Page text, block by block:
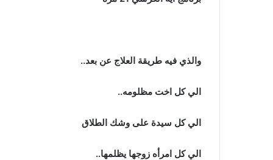
والذي فيه طريقة العلاج عن بعد..
الي كل اخت مظلومه..
الي كل سيدة على وشك الطلاق
الي كل امرأه زوجها يظلمها..